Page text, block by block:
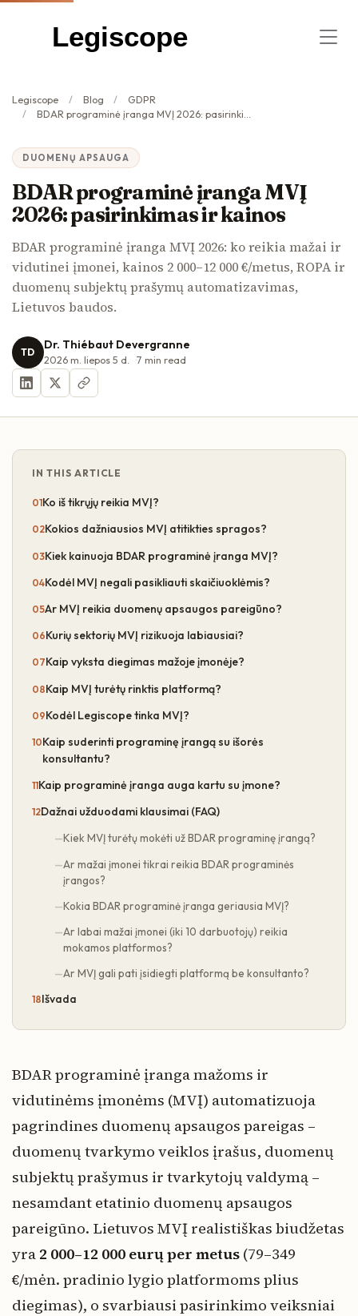
Legiscope
Legiscope Blog
GDPR
BDAR programinė įranga MVĮ 2026: pasirinkimas ir kainos
DUOMENŲ APSAUGA
BDAR programinė įranga MVĮ
2026: pasirinkimas ir kainos
BDAR programinė įranga MVĮ 2026: ko reikia mažai ir
vidutinei įmonei, kainos 2 000–12 000 €/metus, ROPA ir
duomenų subjektų prašymų automatizavimas,
Lietuvos baudos.
TD Dr. Thiébaut Devergranne
2026 m. liepos 5 d. 7 min read
IN THIS ARTICLE
Ko iš tikrųjų reikia MVĮ?
Kokios dažniausios MVĮ atitikties spragos?
Kiek kainuoja BDAR programinė įranga MVĮ?
Kodėl MVĮ negali pasikliauti skaičiuoklėmis?
Ar MVĮ reikia duomenų apsaugos pareigūno?
Kurių sektorių MVĮ rizikuoja labiausiai?
Kaip vyksta diegimas mažoje įmonėje?
Kaip MVĮ turėtų rinktis platformą?
Kodėl Legiscope tinka MVĮ?
Kaip suderinti programinę įrangą su išorės
konsultantu?
Kaip programinė įranga auga kartu su įmone?
Dažnai užduodami klausimai (FAQ)
Kiek MVĮ turėtų mokėti už BDAR programinę įrangą?
Ar mažai įmonei tikrai reikia BDAR programinės
įrangos?
Kokia BDAR programinė įranga geriausia MVĮ?
Ar labai mažai įmonei (iki 10 darbuotojų) reikia
mokamos platformos?
Ar MVĮ gali pati įsidiegti platformą be konsultanto?
Išvada
BDAR programinė įranga mažoms ir
vidutinėms įmonėms (MVĮ) automatizuoja
pagrindines duomenų apsaugos pareigas –
duomenų tvarkymo veiklos įrašus, duomenų
subjektų prašymus ir tvarkytojų valdymą –
nesamdant etatinio duomenų apsaugos
pareigūno. Lietuvos MVĮ realistiškas biudžetas
yra 2 000–12 000 eurų per metus (79–349
€/mėn. pradinio lygio platformoms plius
diegimas), o svarbiausi pasirinkimo veiksniai